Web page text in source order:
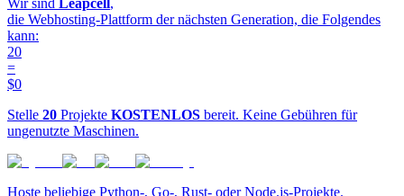
Wir sind Leapcell,
die Webhosting-Plattform der nächsten Generation, die Folgendes
kann:
20
=
$0
Stelle 20 Projekte KOSTENLOS bereit. Keine Gebühren für
ungenutzte Maschinen.
Hoste beliebige Python-, Go-, Rust- oder Node.js-Projekte.